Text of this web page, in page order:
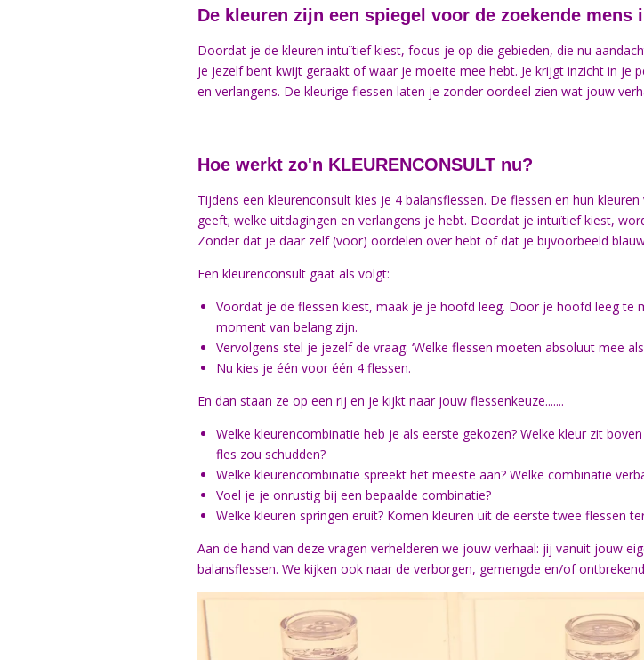
De kleuren zijn een spiegel voor de zoekende mens
Doordat je de kleuren intuïtief kiest, focus je op die gebieden, die nu
je jezelf bent kwijt geraakt of waar je moeite mee hebt. Je krijgt inzicht in je
en verlangens. De kleurige flessen laten je zonder oordeel zien wat jouw
Hoe werkt zo'n KLEURENCONSULT nu?
Tijdens een kleurenconsult kies je 4 balansflessen. De flessen en hun
geeft; welke uitdagingen en verlangens je hebt. Doordat je intuïtief kiest,
Zonder dat je daar zelf (voor) oordelen over hebt of dat je bijvoorbeeld
Een kleurenconsult gaat als volgt:
Voordat je de flessen kiest, maak je je hoofd leeg. Door je hoofd leeg
moment van belang zijn.
Vervolgens stel je jezelf de vraag: ‘Welke flessen moeten absoluut mee
Nu kies je één voor één 4 flessen.
En dan staan ze op een rij en je kijkt naar jouw flessenkeuze.......
Welke kleurencombinatie heb je als eerste gekozen? Welke kleur zit
fles zou schudden?
Welke kleurencombinatie spreekt het meeste aan? Welke combinatie
Voel je je onrustig bij een bepaalde combinatie?
Welke kleuren springen eruit? Komen kleuren uit de eerste twee flessen
Aan de hand van deze vragen verhelderen we jouw verhaal: jij vanuit jouw
balansflessen. We kijken ook naar de verborgen, gemengde en/of